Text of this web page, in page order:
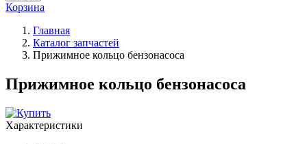
Корзина
Главная
Каталог запчастей
Прижимное кольцо бензонасоса
Прижимное кольцо бензонасоса
Характеристики